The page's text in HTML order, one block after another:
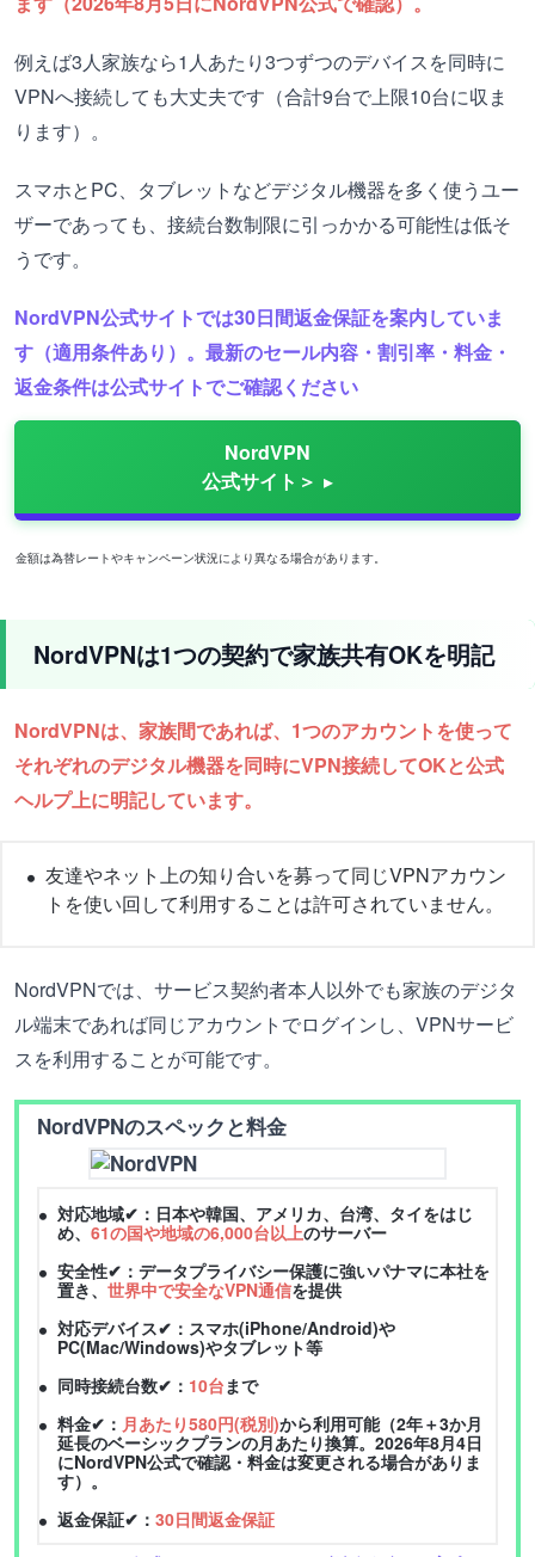
例えば3人家族なら1人あたり3つずつのデバイスを同時に
VPNへ接続しても大丈夫です（合計9台で上限10台に収ま
ります）。
スマホとPC、タブレットなどデジタル機器を多く使うユー
ザーであっても、接続台数制限に引っかかる可能性は低そ
うです。
NordVPN公式サイトでは30日間返金保証を案内していま
す（適用条件あり）。最新のセール内容・割引率・料金・
返金条件は公式サイトでご確認ください
NordVPN
公式サイト＞
金額は為替レートやキャンペーン状況により異なる場合があります。
NordVPNは1つの契約で家族共有OKを明記
NordVPNは、家族間であれば、1つのアカウントを使って
それぞれのデジタル機器を同時にVPN接続してOKと公式
ヘルプ上に明記しています。
友達やネット上の知り合いを募って同じVPNアカウン
トを使い回して利用することは許可されていません。
NordVPNでは、サービス契約者本人以外でも家族のデジタ
ル端末であれば同じアカウントでログインし、VPNサービ
スを利用することが可能です。
NordVPNのスペックと料金
対応地域✔：日本や韓国、アメリカ、台湾、タイをはじ
め、 61の国や地域の6,000台以上のサーバー
安全性✔：データプライバシー保護に強いパナマに本社を
置き、 世界中で安全なVPN通信を提供
対応デバイス✔：スマホ(iPhone/Android)や
PC(Mac/Windows)やタブレット等
同時接続台数✔： 10台まで
料金✔： 月あたり580円(税別)から利用可能（2年＋3か月
延長のベーシックプランの月あたり換算。2026年8月4日
にNordVPN公式で確認・料金は変更される場合がありま
す）。
返金保証✔： 30日間返金保証